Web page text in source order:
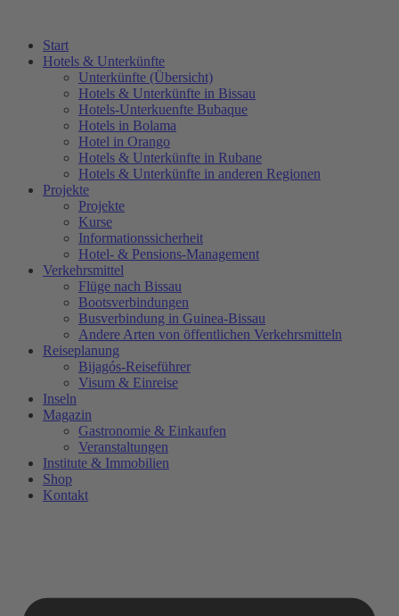
springenStart
Hotels & Unterkünfte
Unterkünfte (Übersicht)
Hotels & Unterkünfte in Bissau
Hotels-Unterkuenfte Bubaque
Hotels in Bolama
Hotel in Orango
Hotels & Unterkünfte in Rubane
Hotels & Unterkünfte in anderen Regionen
Projekte
Projekte
Kurse
Informationssicherheit
Hotel- & Pensions-Management
Verkehrsmittel
Flüge nach Bissau
Bootsverbindungen
Busverbindung in Guinea-Bissau
Andere Arten von öffentlichen Verkehrsmitteln
Reiseplanung
Bijagós-Reiseführer
Visum & Einreise
Inseln
Magazin
Gastronomie & Einkaufen
Veranstaltungen
Institute & Immobilien
Shop
Kontakt